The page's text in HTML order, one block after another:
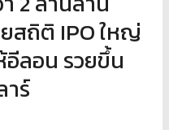
สถิติ IPO ใหญ่
อีลอน รวยขึ้น
าร์